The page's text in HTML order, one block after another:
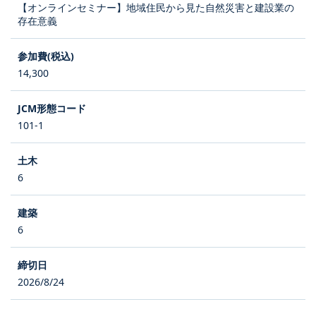
【オンラインセミナー】地域住民から見た自然災害と建設業の
存在意義
14,300
101-1
6
6
2026/8/24